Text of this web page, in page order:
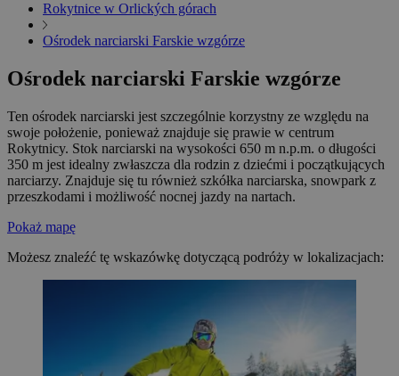
Rokytnice w Orlických górach
Ośrodek narciarski Farskie wzgórze
Ośrodek narciarski Farskie wzgórze
Ten ośrodek narciarski jest szczególnie korzystny ze względu na
swoje położenie, ponieważ znajduje się prawie w centrum
Rokytnicy. Stok narciarski na wysokości 650 m n.p.m. o długości
350 m jest idealny zwłaszcza dla rodzin z dziećmi i początkujących
narciarzy. Znajduje się tu również szkółka narciarska, snowpark z
przeszkodami i możliwość nocnej jazdy na nartach.
Pokaż mapę
Możesz znaleźć tę wskazówkę dotyczącą podróży w lokalizacjach: